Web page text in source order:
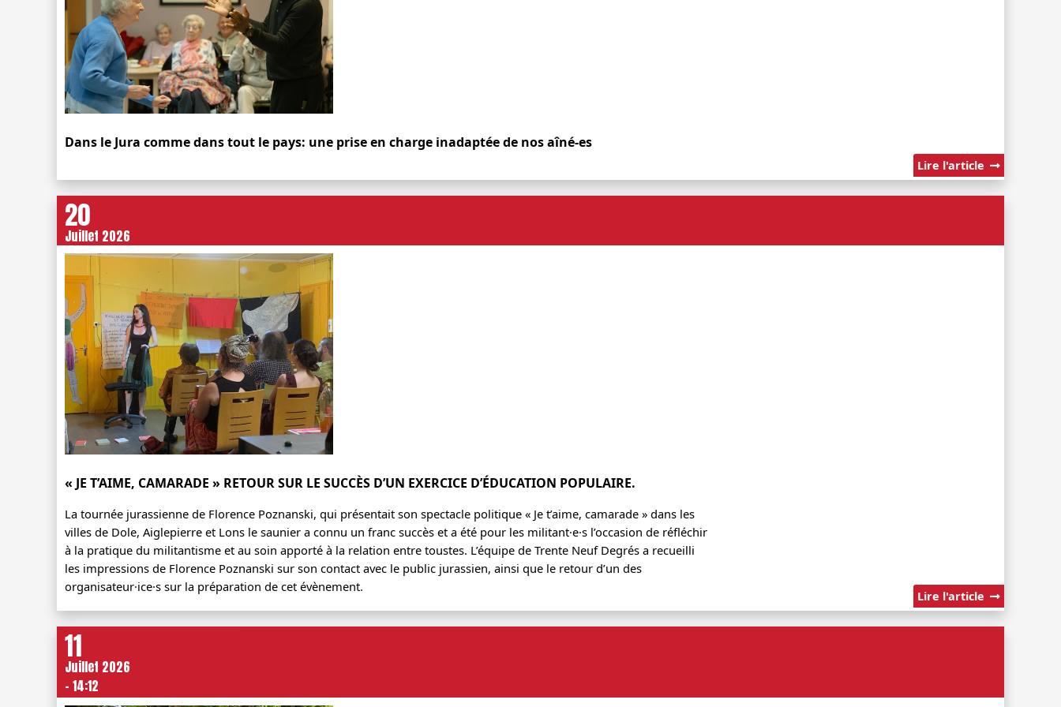
Dans le Jura comme dans tout le pays: une prise en charge inadaptée de nos aîné-es
Lire l'article
20
Juillet 2026
« JE T’AIME, CAMARADE » RETOUR SUR LE SUCCÈS D’UN EXERCICE D’ÉDUCATION POPULAIRE.
La tournée jurassienne de Florence Poznanski, qui présentait son spectacle politique « Je t’aime, camarade » dans les
villes de Dole, Aiglepierre et Lons le saunier a connu un franc succès et a été pour les militant·e·s l’occasion de réfléchir
à la pratique du militantisme et au soin apporté à la relation entre toustes. L’équipe de Trente Neuf Degrés a recueilli
les impressions de Florence Poznanski sur son contact avec le public jurassien, ainsi que le retour d’un des
organisateur·ice·s sur la préparation de cet évènement.
Lire l'article
11
Juillet 2026
- 14:12